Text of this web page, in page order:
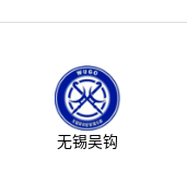
无锡吴钩